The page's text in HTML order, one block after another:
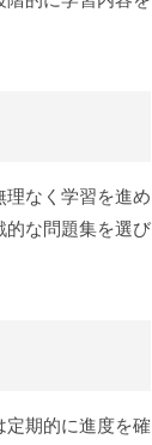
なく学習を進め
的な問題集を選び
期的に進度を確